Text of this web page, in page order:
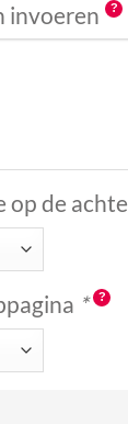
invoeren
op de
*